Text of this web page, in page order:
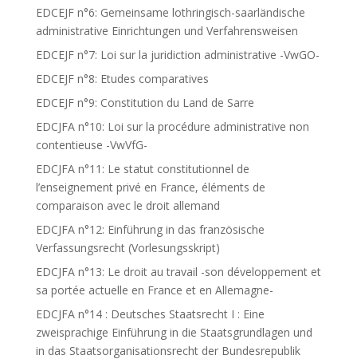
EDCEJF n°6: Gemeinsame lothringisch-saarländische
administrative Einrichtungen und Verfahrensweisen
EDCEJF n°7: Loi sur la juridiction administrative -VwGO-
EDCEJF n°8: Etudes comparatives
EDCEJF n°9: Constitution du Land de Sarre
EDCJFA n°10: Loi sur la procédure administrative non
contentieuse -VwVfG-
EDCJFA n°11: Le statut constitutionnel de
l’enseignement privé en France, éléments de
comparaison avec le droit allemand
EDCJFA n°12: Einführung in das französische
Verfassungsrecht (Vorlesungsskript)
EDCJFA n°13: Le droit au travail -son développement et
sa portée actuelle en France et en Allemagne-
EDCJFA n°14 : Deutsches Staatsrecht I : Eine
zweisprachige Einführung in die Staatsgrundlagen und
in das Staatsorganisationsrecht der Bundesrepublik